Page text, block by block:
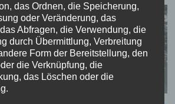
das Ordnen, die Speicherung,
oder Veränderung, das
Abfragen, die Verwendung, die
durch Übermittlung, Verbreitung
Form der Bereitstellung, den
die Verknüpfung, die
das Löschen oder die